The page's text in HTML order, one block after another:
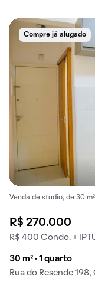
Compre já alugado
Venda de studio, de 30
R$ 270.000
R$ 400 Condo. +
30 m² · 1 quarto
Rua do Resende